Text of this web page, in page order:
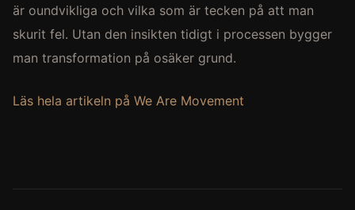
är oundvikliga och vilka som är tecken på att man
skurit fel. Utan den insikten tidigt i processen bygger
man transformation på osäker grund.
Läs hela artikeln på We Are Movement